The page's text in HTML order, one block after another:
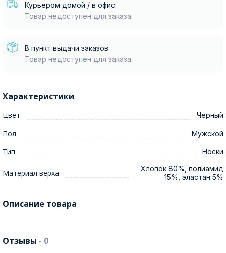
Курьером домой / в офис
Товар недоступен для заказа
В пункт выдачи заказов
Товар недоступен для заказа
Характеристики
Цвет Черный
Пол Мужской
Тип Носки
Материал верха
Хлопок 80%, полиамид
15%, эластан 5%
Описание товара
Отзывы - 0